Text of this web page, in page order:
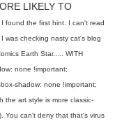
LIKELY TO
found the first hint. I can't read
was checking nasty cat's blog
Earth Star..... WITH
none !important;
shadow: none !important;
the art style is more classic-
You can't deny that that's virus